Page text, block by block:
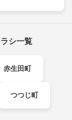
シ一覧
赤生田町
つつじ町